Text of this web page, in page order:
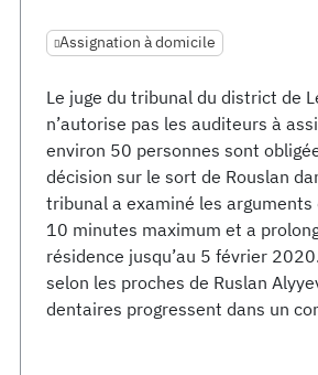
Assignation à domicile
Le juge du tribunal du district de
n’autorise pas les auditeurs à
environ 50 personnes sont
décision sur le sort de Rouslan
tribunal a examiné les arguments
10 minutes maximum et a
résidence jusqu’au 5 février
selon les proches de Ruslan
dentaires progressent dans un